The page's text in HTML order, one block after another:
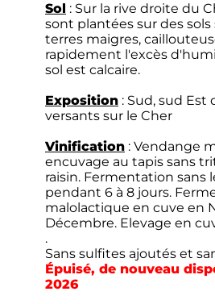
Sol : Sur la rive droite du
sont plantées sur des
terres maigres,
rapidement l'excès
sol est calcaire.
Exposition: Sud, sud Est
versants sur le Cher
Vinification: Vendange
encuvage au tapis sans
raisin. Fermentation sans
pendant 6 à 8 jours.
malolactique en cuve en
Décembre. Elevage en
.
Sans sulfites ajoutés et
Épuisé, de nouveau
2026